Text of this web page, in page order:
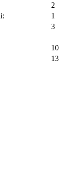
2
1
3
10
13